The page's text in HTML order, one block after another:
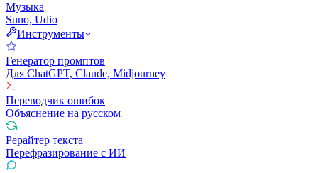
Музыка
Suno, Udio
Инструменты
Генератор промптов
Для ChatGPT, Claude, Midjourney
Переводчик ошибок
Объяснение на русском
Рерайтер текста
Перефразирование с ИИ